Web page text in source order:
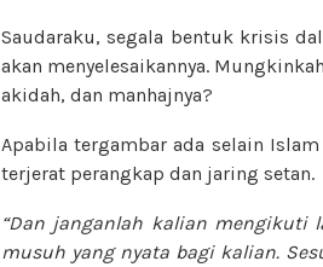
Saudaraku, segala bentuk krisis
akan menyelesaikannya.
akidah, dan manhajnya?
Apabila tergambar ada selain
terjerat perangkap dan jaring setan.
“Dan janganlah kalian mengikuti
musuh yang nyata bagi kalian.